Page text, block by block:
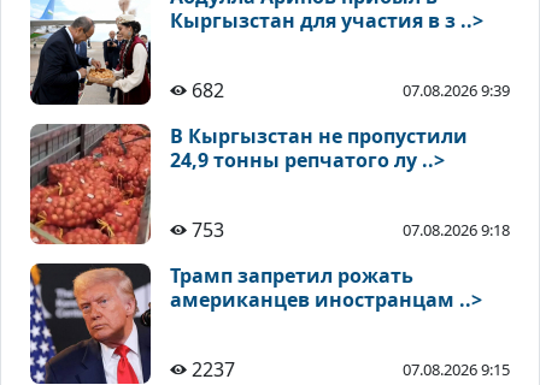
Кыргызстан для участия в з ..>
682 07.08.2026 9:39
В Кыргызстан не пропустили
24,9 тонны репчатого лу ..>
753 07.08.2026 9:18
Трамп запретил рожать
американцев иностранцам ..>
2237 07.08.2026 9:15